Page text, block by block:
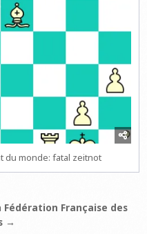
du monde: fatal zeitnot
Fédération Française des
→